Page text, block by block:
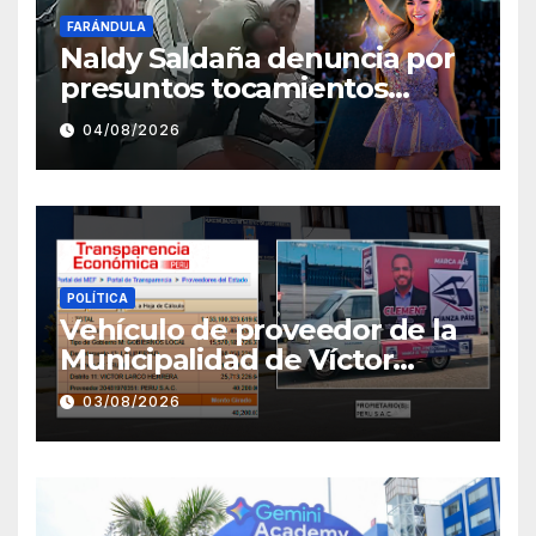
FARÁNDULA
Naldy Saldaña denuncia por
presuntos tocamientos
indebidos a director musical
de La Bella Luz
04/08/2026
POLÍTICA
Vehículo de proveedor de la
Municipalidad de Víctor
Larco aparece con publicidad
de campaña de León
Clement
03/08/2026